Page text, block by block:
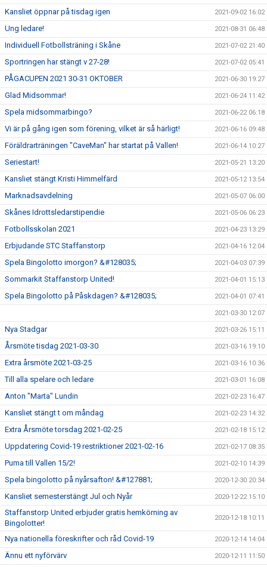
Kansliet öppnar på tisdag igen 2021-09-02 16:02
Ung ledare! 2021-08-31 06:48
Individuell Fotbollsträning i Skåne 2021-07-02 21:40
Sportringen har stängt v 27-28! 2021-07-02 05:41
PÅGACUPEN 2021 30-31 OKTOBER 2021-06-30 19:27
Glad Midsommar! 2021-06-24 11:42
Spela midsommarbingo? 2021-06-22 06:18
Vi är på gång igen som förening, vilket är så härligt! 2021-06-16 09:48
Föräldrarträningen "CaveMan" har startat på Vallen! 2021-06-14 10:27
Seriestart! 2021-05-21 13:20
Kansliet stängt Kristi Himmelfärd 2021-05-12 13:54
Marknadsavdelning 2021-05-07 06:00
Skånes Idrottsledarstipendie 2021-05-06 06:23
Fotbollsskolan 2021 2021-04-23 13:29
Erbjudande STC Staffanstorp 2021-04-16 12:04
Spela Bingolotto imorgon? &#128035; 2021-04-03 07:39
Sommarkit Staffanstorp United! 2021-04-01 15:13
Spela Bingolotto på Påskdagen? &#128035; 2021-04-01 07:41
2021-03-30 12:07
Nya Stadgar 2021-03-26 15:11
Årsmöte tisdag 2021-03-30 2021-03-16 19:10
Extra årsmöte 2021-03-25 2021-03-16 10:36
Till alla spelare och ledare 2021-03-01 16:08
Anton "Marta" Lundin 2021-02-23 16:47
Kansliet stängt t om måndag 2021-02-23 14:32
Extra Årsmöte torsdag 2021-02-25 2021-02-18 15:12
Uppdatering Covid-19 restriktioner 2021-02-16 2021-02-17 08:35
Puma till Vallen 15/2! 2021-02-10 14:39
Spela bingolotto på nyårsafton! &#127881; 2020-12-30 20:34
Kansliet semesterstängt Jul och Nyår 2020-12-22 15:10
Staffanstorp United erbjuder gratis hemkörning av
Bingolotter!
2020-12-18 10:11
Nya nationella föreskrifter och råd Covid-19 2020-12-14 14:04
Ännu ett nyförvärv 2020-12-11 11:50